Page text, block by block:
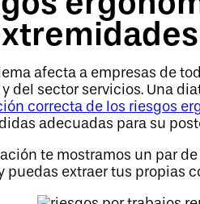
afecta a empresas de
del sector servicios. Una
correcta de los riesgos
adecuadas para su
te mostramos un par
puedas extraer tus propias